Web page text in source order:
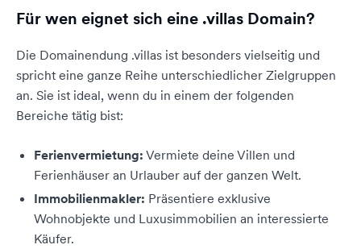
Für wen eignet sich eine .villas Domain?
Die Domainendung .villas ist besonders vielseitig und
spricht eine ganze Reihe unterschiedlicher Zielgruppen
an. Sie ist ideal, wenn du in einem der folgenden
Bereiche tätig bist:
Ferienvermietung: Vermiete deine Villen und
Ferienhäuser an Urlauber auf der ganzen Welt.
Immobilienmakler: Präsentiere exklusive
Wohnobjekte und Luxusimmobilien an interessierte
Käufer.